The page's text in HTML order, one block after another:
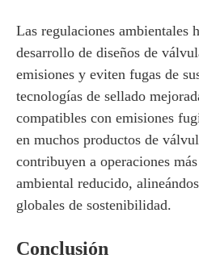
Las regulaciones ambientales
desarrollo de diseños de
emisiones y eviten fugas de
tecnologías de sellado
compatibles con emisiones
en muchos productos de
contribuyen a operaciones
ambiental reducido,
globales de sostenibilidad.
Conclusión